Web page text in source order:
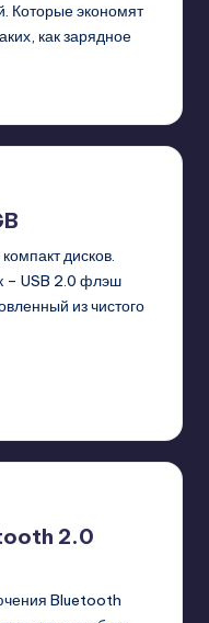
Которые экономят
как зарядное
дисков.
– USB 2.0 флэш
из чистого
2.0
Bluetooth